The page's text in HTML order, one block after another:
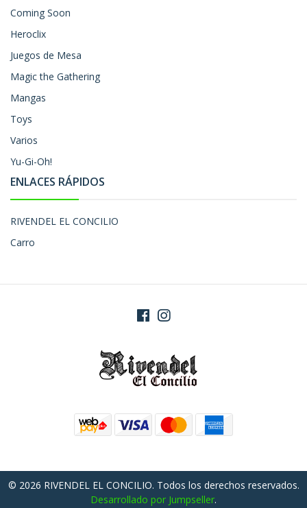
Coming Soon
Heroclix
Juegos de Mesa
Magic the Gathering
Mangas
Toys
Varios
Yu-Gi-Oh!
ENLACES RÁPIDOS
RIVENDEL EL CONCILIO
Carro
© 2026 RIVENDEL EL CONCILIO. Todos los derechos reservados.
Desarrollado por Jumpseller.